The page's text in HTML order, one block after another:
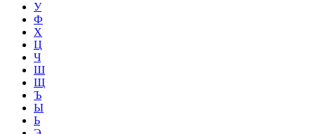
У
Ф
Х
Ц
Ч
Ш
Щ
Ъ
Ы
Ь